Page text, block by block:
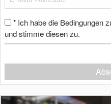
* Ich habe die Bedingungen
und stimme diesen zu.